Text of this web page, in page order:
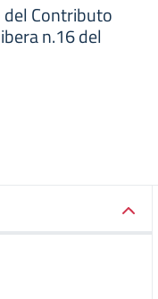
Contributo
n.16 del